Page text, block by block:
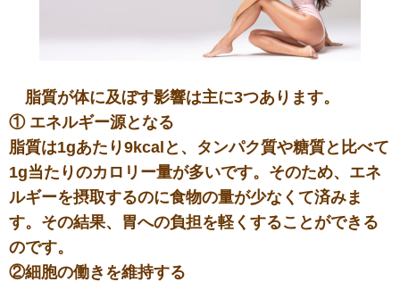
脂質が体に及ぼす影響は主に3つあります。
① エネルギー源となる
脂質は1gあたり9kcalと、タンパク質や糖質と比べて
1g当たりのカロリー量が多いです。そのため、エネ
ルギーを摂取するのに食物の量が少なくて済みま
す。その結果、胃への負担を軽くすることができる
のです。
②細胞の働きを維持する